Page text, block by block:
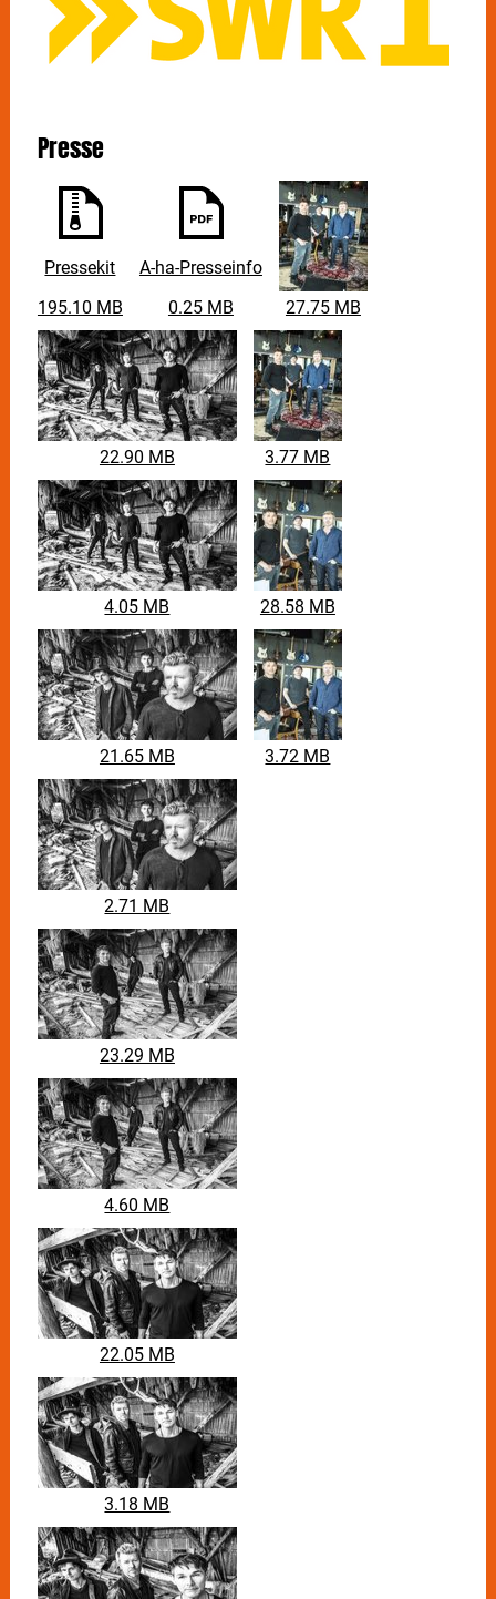
Presse
Pressekit
195.10 MB
A-ha-Presseinfo
0.25 MB
27.75 MB
22.90 MB 3.77 MB
4.05 MB 28.58 MB
21.65 MB 3.72 MB
2.71 MB
23.29 MB
4.60 MB
22.05 MB
3.18 MB